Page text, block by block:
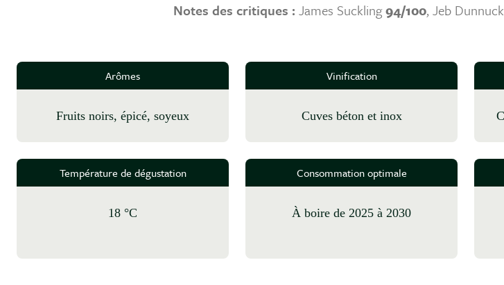
Notes des critiques : James Suckling94/100, Jeb Dunnuck
Arômes
fruits noirs, épicé, soyeux
Vinification
cuves béton et inox
Température de dégustation
18 °C
Consommation optimale
à boire de 2025 à 2030